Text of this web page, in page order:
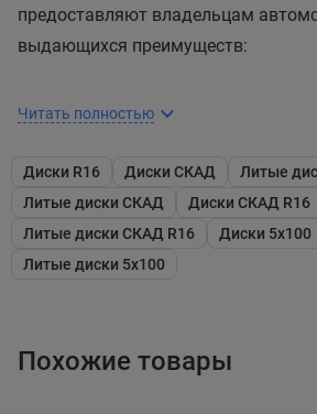
предоставляют владельцам
выдающихся преимуществ:
производства дисков СКАД
что каждый диск
стандартам и требованиям.
Защитное лакокрасочное
оборудованы защитным
первоначальный вид и
Читать полностью
Диски R16 Диски СКАД
Литые
Литые диски СКАД
Диски СКАД R16
Литые диски СКАД R16
Диски 5x100
Литые диски 5x100
Похожие товары